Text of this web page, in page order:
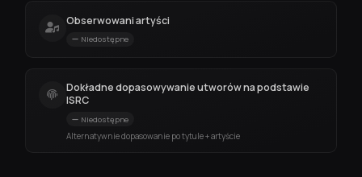
Obserwowani artyści
Niedostępne
Dokładne dopasowywanie utworów na podstawie
ISRC
Niedostępne
Alternatywnie dopasowanie po tytule + artyście